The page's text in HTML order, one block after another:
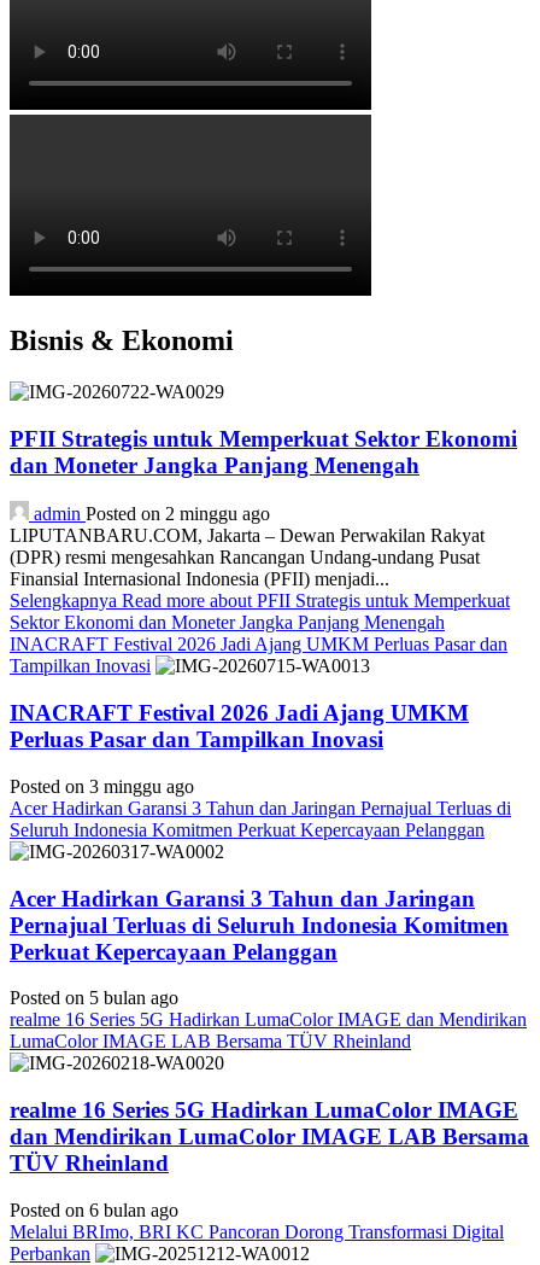
Bisnis & Ekonomi
PFII Strategis untuk Memperkuat Sektor Ekonomi
dan Moneter Jangka Panjang Menengah
admin Posted on 2 minggu ago
LIPUTANBARU.COM, Jakarta – Dewan Perwakilan Rakyat
(DPR) resmi mengesahkan Rancangan Undang-undang Pusat
Finansial Internasional Indonesia (PFII) menjadi...
Selengkapnya Read more about PFII Strategis untuk Memperkuat
Sektor Ekonomi dan Moneter Jangka Panjang Menengah
INACRAFT Festival 2026 Jadi Ajang UMKM Perluas Pasar dan
Tampilkan Inovasi
INACRAFT Festival 2026 Jadi Ajang UMKM
Perluas Pasar dan Tampilkan Inovasi
Posted on 3 minggu ago
Acer Hadirkan Garansi 3 Tahun dan Jaringan Pernajual Terluas di
Seluruh Indonesia Komitmen Perkuat Kepercayaan Pelanggan
Acer Hadirkan Garansi 3 Tahun dan Jaringan
Pernajual Terluas di Seluruh Indonesia Komitmen
Perkuat Kepercayaan Pelanggan
Posted on 5 bulan ago
realme 16 Series 5G Hadirkan LumaColor IMAGE dan Mendirikan
LumaColor IMAGE LAB Bersama TÜV Rheinland
realme 16 Series 5G Hadirkan LumaColor IMAGE
dan Mendirikan LumaColor IMAGE LAB Bersama
TÜV Rheinland
Posted on 6 bulan ago
Melalui BRImo, BRI KC Pancoran Dorong Transformasi Digital
Perbankan